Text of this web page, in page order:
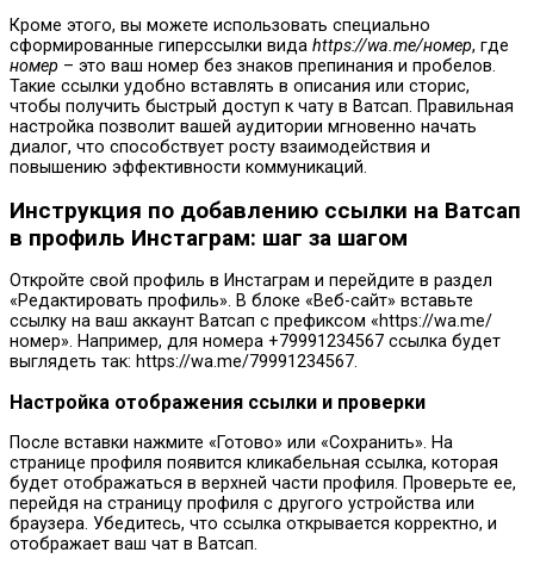
Кроме этого, вы можете использовать специально
сформированные гиперссылки вида https://wa.me/номер, где
номер – это ваш номер без знаков препинания и пробелов.
Такие ссылки удобно вставлять в описания или сторис,
чтобы получить быстрый доступ к чату в Ватсап. Правильная
настройка позволит вашей аудитории мгновенно начать
диалог, что способствует росту взаимодействия и
повышению эффективности коммуникаций.
Инструкция по добавлению ссылки на Ватсап
в профиль Инстаграм: шаг за шагом
Откройте свой профиль в Инстаграм и перейдите в раздел
«Редактировать профиль». В блоке «Веб-сайт» вставьте
ссылку на ваш аккаунт Ватсап с префиксом «https://wa.me/
номер». Например, для номера +79991234567 ссылка будет
выглядеть так: https://wa.me/79991234567.
Настройка отображения ссылки и проверки
После вставки нажмите «Готово» или «Сохранить». На
странице профиля появится кликабельная ссылка, которая
будет отображаться в верхней части профиля. Проверьте ее,
перейдя на страницу профиля с другого устройства или
браузера. Убедитесь, что ссылка открывается корректно, и
отображает ваш чат в Ватсап.